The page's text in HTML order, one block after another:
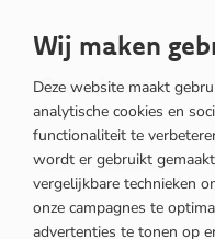
Branches
Personenauto
Truck
Wij maken
Deze website maakt
analytische cookies en
functionaliteit te
wordt er gebruikt
vergelijkbare technieken
onze campagnes te
advertenties te tonen op